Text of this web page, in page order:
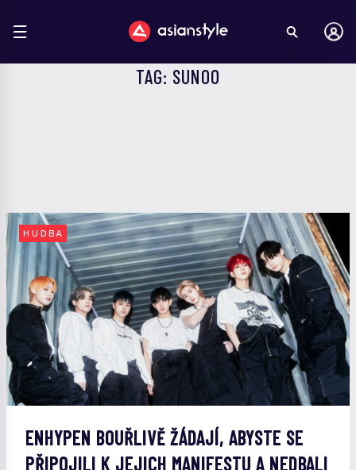
TAG: SUNOO
HUDBA
ENHYPEN BOUŘLIVĚ ŽÁDAJÍ, ABYSTE SE
PŘIPOJILI K JEJICH MANIFESTU A NEDBALI